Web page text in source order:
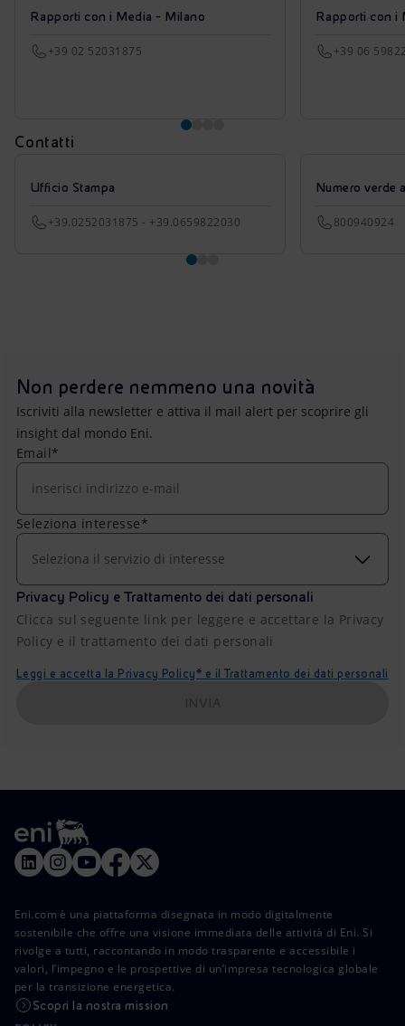
Rapporti con i Media - Milano
+39 02 52031875
Rapporti con i
+39 06
Contatti
Ufficio Stampa
+39.0252031875 - +39.0659822030
Numero verde
800940924
Non perdere nemmeno una novità
Iscriviti alla newsletter e attiva il mail alert per scoprire gli
insight dal mondo Eni.
Email*
Seleziona interesse*
Seleziona il servizio di interesse
Privacy Policy e Trattamento dei dati personali
Clicca sul seguente link per leggere e accettare la Privacy
Policy e il trattamento dei dati personali
Leggi e accetta la Privacy Policy* e il Trattamento dei dati personali
Eni.com è una piattaforma disegnata in modo digitalmente
sostenibile che offre una visione immediata delle attività di Eni. Si
rivolge a tutti, raccontando in modo trasparente e accessibile i
valori, l’impegno e le prospettive di un’impresa tecnologica globale
per la transizione energetica.
Scopri la nostra mission